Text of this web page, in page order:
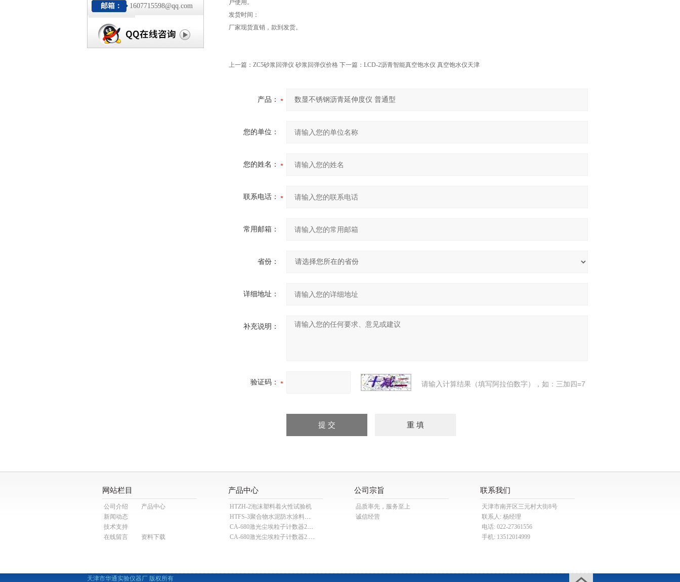
邮箱： 1607715598@qq.com
户使用。
发货时间：
厂家现货直销，款到发货。
上一篇： ZC5砂浆回弹仪 砂浆回弹仪价格 下一篇： LCD-2沥青智能真空饱水仪 真空饱水仪天津
产品：
您的单位：
您的姓名：
联系电话：
常用邮箱：
省份：
详细地址：
补充说明：
验证码： 请输入计算结果（填写阿拉伯数字），如：三加四=7
网站栏目
公司介绍
产品中心
新闻动态
技术支持
在线留言
资料下载
产品中心
HTZH-2泡沫塑料着火性试验机
HTFS-3聚合物水泥防水涂料分散机
CA-680激光尘埃粒子计数器28.3L
CA-680激光尘埃粒子计数器2.83L
公司宗旨
品质率先，服务至上
诚信经营
联系我们
天津市南开区三元村大街8号
联系人: 杨经理
电话: 022-27361556
手机: 13512014999
天津市华通实验仪器厂 版权所有